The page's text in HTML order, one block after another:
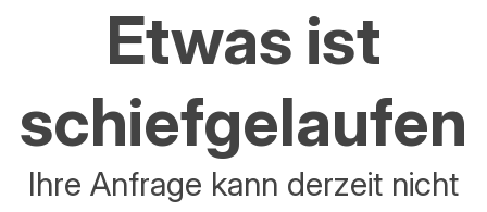
Etwas ist
schiefgelaufen
Ihre Anfrage kann derzeit nicht